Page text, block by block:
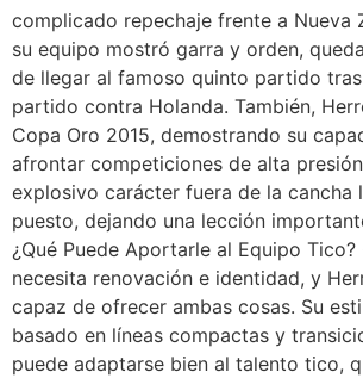
complicado repechaje frente a Nueva
su equipo mostró garra y orden,
de llegar al famoso quinto partido
partido contra Holanda. También,
Copa Oro 2015, demostrando su
afrontar competiciones de alta
explosivo carácter fuera de la cancha
puesto, dejando una lección
¿Qué Puede Aportarle al Equipo Tico?
necesita renovación e identidad, y
capaz de ofrecer ambas cosas. Su
basado en líneas compactas y
puede adaptarse bien al talento tico,